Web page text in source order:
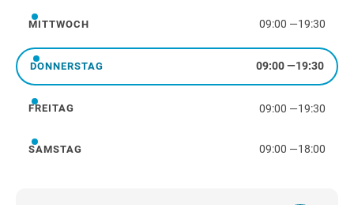
Mittwoch
MITTWOCH 09:00 —19:30
Donnerstag
DONNERSTAG 09:00—19:30
Freitag
FREITAG 09:00 —19:30
Samstag
SAMSTAG 09:00 —18:00